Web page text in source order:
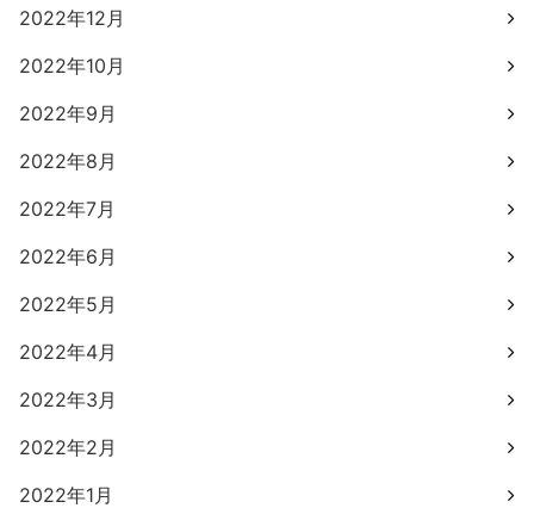
2022年12月
2022年10月
2022年9月
2022年8月
2022年7月
2022年6月
2022年5月
2022年4月
2022年3月
2022年2月
2022年1月